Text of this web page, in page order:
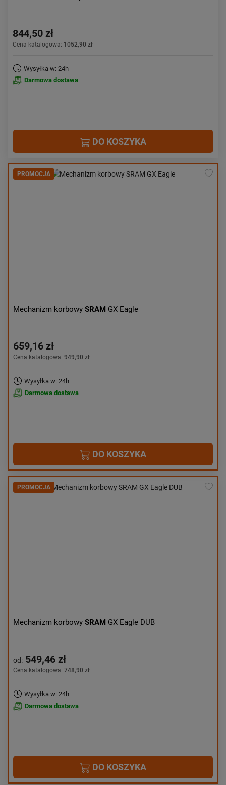
844,50 zł
Cena katalogowa: 1052,90 zł
Wysyłka w: 24h
Darmowa dostawa
DO KOSZYKA
PROMOCJA
Mechanizm korbowy SRAM GX Eagle
659,16 zł
Cena katalogowa: 949,90 zł
Wysyłka w: 24h
Darmowa dostawa
DO KOSZYKA
PROMOCJA
Mechanizm korbowy SRAM GX Eagle DUB
od: 549,46 zł
Cena katalogowa: 748,90 zł
Wysyłka w: 24h
Darmowa dostawa
DO KOSZYKA